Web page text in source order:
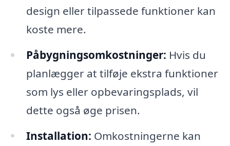
design eller tilpassede funktioner kan
koste mere.
Påbygningsomkostninger: Hvis du
planlægger at tilføje ekstra funktioner
som lys eller opbevaringsplads, vil
dette også øge prisen.
Installation: Omkostningerne kan